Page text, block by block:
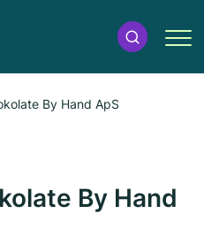
By Hand ApS
By Hand